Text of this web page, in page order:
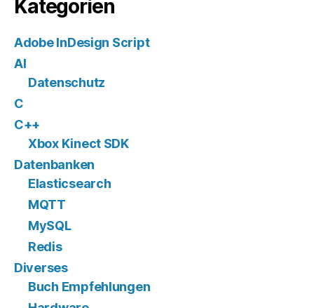
Kategorien
Adobe InDesign Script
AI
Datenschutz
C
C++
Xbox Kinect SDK
Datenbanken
Elasticsearch
MQTT
MySQL
Redis
Diverses
Buch Empfehlungen